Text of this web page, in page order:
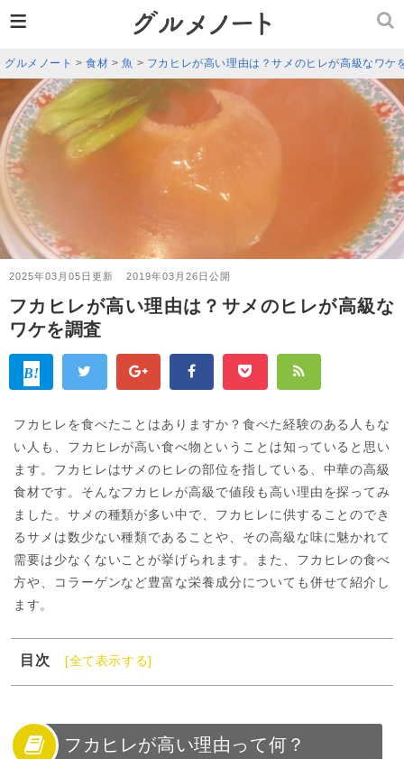
グルメノート >食材 >魚 > フカヒレが高い理由は？サメのヒレが高級なワケ
2025年03月05日更新 2019年03月26日公開
フカヒレが高い理由は？サメのヒレが高級な
ワケを調査
フカヒレを食べたことはありますか？食べた経験のある人もな
い人も、フカヒレが高い食べ物ということは知っていると思い
ます。フカヒレはサメのヒレの部位を指している、中華の高級
食材です。そんなフカヒレが高級で値段も高い理由を探ってみ
ました。サメの種類が多い中で、フカヒレに供することのでき
るサメは数少ない種類であることや、その高級な味に魅かれて
需要は少なくないことが挙げられます。また、フカヒレの食べ
方や、コラーゲンなど豊富な栄養成分についても併せて紹介し
ます。
目次
[全て表示する]
1
フカヒレが高い理由って何？
3
フカヒレが高級な理由
フカヒレが高い理由って何？
≡